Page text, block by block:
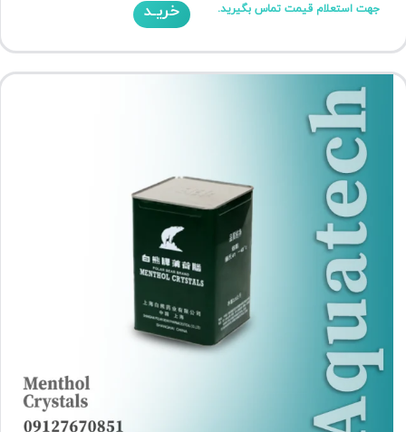
جهت استعلام قیمت تماس بگیرید. خریـد